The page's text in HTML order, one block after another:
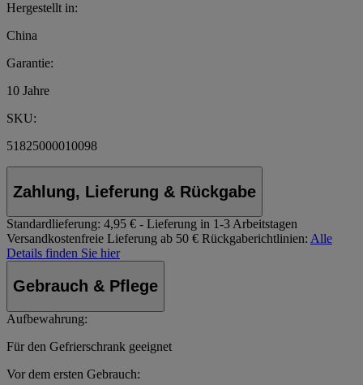
Hergestellt in:
China
Garantie:
10 Jahre
SKU:
51825000010098
Zahlung, Lieferung & Rückgabe
Standardlieferung: 4,95 € - Lieferung in 1-3 Arbeitstagen
Versandkostenfreie Lieferung ab 50 € Rückgaberichtlinien: Alle
Details finden Sie hier
Gebrauch & Pflege
Aufbewahrung:
Für den Gefrierschrank geeignet
Vor dem ersten Gebrauch: